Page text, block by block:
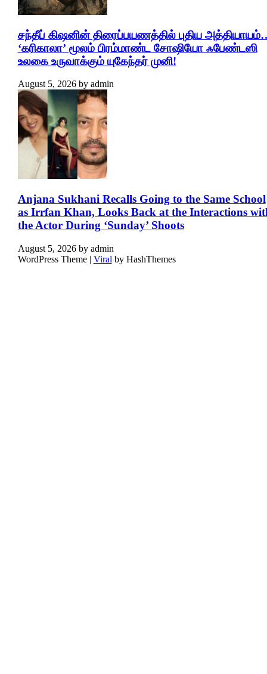
சந்தீப் கிஷனின் திரைப்பயணத்தில் புதிய
‘கரிகாலா’ மூலம் பிரம்மாண்ட சோஷியோ ஃபேண்டஸி
உலகை உருவாக்கும் யுகேந்தர் முனி!
August 5, 2026by admin
Anjana Sukhani Recalls Going to the Same School
as Irrfan Khan, Looks Back at the Interactions
the Actor During ‘Sunday’ Shoots
August 5, 2026by admin
WordPress Theme | Viral by HashThemes